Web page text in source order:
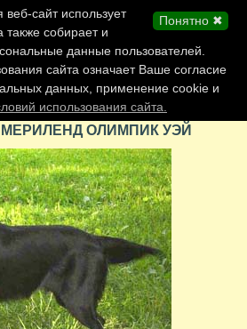
МЕРИЛЕНД ОЛИМПИК УЭЙ
Понятно ✖
сайт использует
также собирает и
данные пользователей.
сайта означает Ваше согласие
данных, применение cookie и
использования сайта.